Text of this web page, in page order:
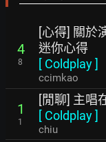
4
8
[心得] 關於
迷你心得
[ Coldplay]
ccimkao
1
1
[閒聊] 主唱
[ Coldplay]
chiu